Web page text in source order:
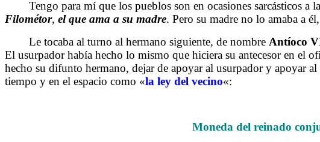
Tengo para mí que los pueblos son en ocasiones sarcásticos a
Filométor, el que ama a su madre. Pero su madre no lo amaba a
Le tocaba al turno al hermano siguiente, de nombre Antíoco
El usurpador había hecho lo mismo que hiciera su antecesor en el
hecho su difunto hermano, dejar de apoyar al usurpador y apoyar
tiempo y en el espacio como «la ley del vecino«:
Moneda del reinado